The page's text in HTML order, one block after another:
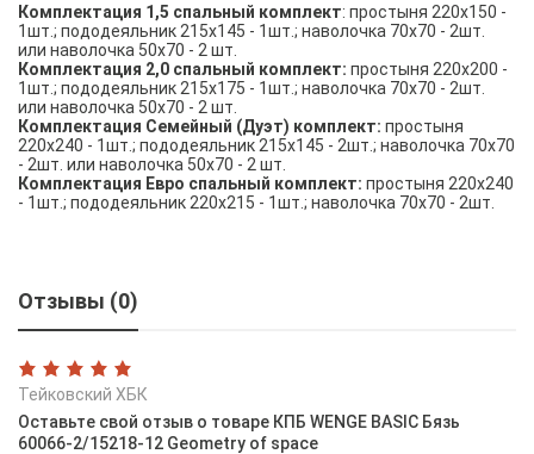
Комплектация 1,5 спальный комплект: простыня 220х150 -
1шт.; пододеяльник 215х145 - 1шт.; наволочка 70х70 - 2шт.
или наволочка 50х70 - 2 шт.
Комплектация 2,0 спальный комплект: простыня 220х200 -
1шт.; пододеяльник 215х175 - 1шт.; наволочка 70х70 - 2шт.
или наволочка 50х70 - 2 шт.
Комплектация Семейный (Дуэт) комплект: простыня
220х240 - 1шт.; пододеяльник 215х145 - 2шт.; наволочка 70х70
- 2шт. или наволочка 50х70 - 2 шт.
Комплектация Евро спальный комплект: простыня 220х240
- 1шт.; пододеяльник 220х215 - 1шт.; наволочка 70х70 - 2шт.
Отзывы (0)
Тейковский ХБК
Оставьте свой отзыв о товаре КПБ WENGE BASIC Бязь
60066-2/15218-12 Geometry of space